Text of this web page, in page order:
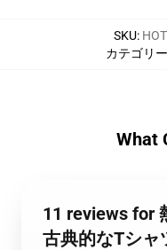
SKU:
カテゴリー
What
11 reviews for
古典的なTシャ